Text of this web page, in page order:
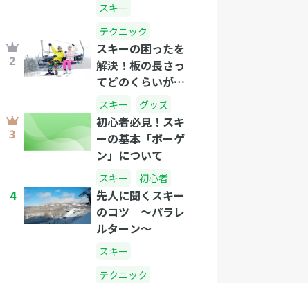
スキー
テクニック
スキーの困ったを
解決！板の長さっ
てどのくらいがい
いの？
スキー グッズ
初心者必見！スキ
ーの基本「ボーゲ
ン」について
スキー 初心者
4
先人に聞くスキー
のコツ 〜パラレ
ルターン〜
スキー
テクニック